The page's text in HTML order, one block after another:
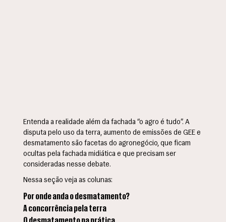
Entenda a realidade além da fachada “o agro é tudo”. A
disputa pelo uso da terra, aumento de emissões de GEE e
desmatamento são facetas do agronegócio, que ficam
ocultas pela fachada midiática e que precisam ser
consideradas nesse debate.
Nessa seção veja as colunas:
Por onde anda o desmatamento?
A concorrência pela terra